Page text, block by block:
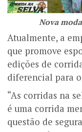
Nova
Atualmente, a
que promove
edições de
diferencial para
“As corridas na
é uma corrida
questão de